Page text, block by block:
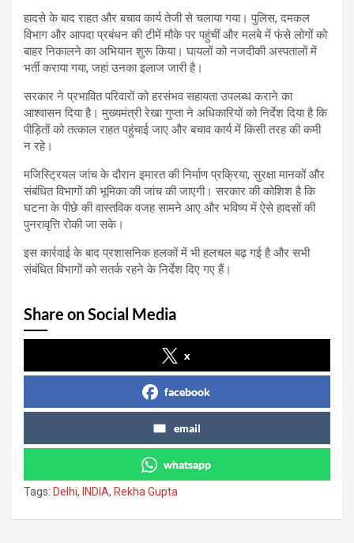
हादसे के बाद राहत और बचाव कार्य तेजी से चलाया गया। पुलिस, दमकल
विभाग और आपदा प्रबंधन की टीमें मौके पर पहुंचीं और मलबे में फंसे लोगों को
बाहर निकालने का अभियान शुरू किया। घायलों को नजदीकी अस्पतालों में
भर्ती कराया गया, जहां उनका इलाज जारी है।
सरकार ने प्रभावित परिवारों को हरसंभव सहायता उपलब्ध कराने का
आश्वासन दिया है। मुख्यमंत्री रेखा गुप्ता ने अधिकारियों को निर्देश दिया है कि
पीड़ितों को तत्काल राहत पहुंचाई जाए और बचाव कार्य में किसी तरह की कमी
न रहे।
मजिस्ट्रियल जांच के दौरान इमारत की निर्माण प्रक्रिया, सुरक्षा मानकों और
संबंधित विभागों की भूमिका की जांच की जाएगी। सरकार की कोशिश है कि
घटना के पीछे की वास्तविक वजह सामने आए और भविष्य में ऐसे हादसों की
पुनरावृत्ति रोकी जा सके।
इस कार्रवाई के बाद प्रशासनिक हलकों में भी हलचल बढ़ गई है और सभी
संबंधित विभागों को सतर्क रहने के निर्देश दिए गए हैं।
Share on Social Media
x
facebook
email
whatsapp
Tags: Delhi, INDIA, Rekha Gupta